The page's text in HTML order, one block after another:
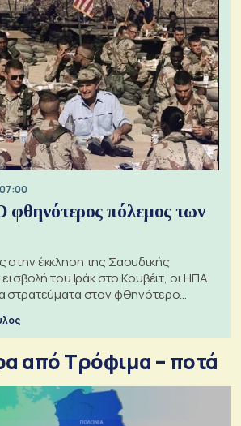
φθηνότερος πόλεμος των
στην έκκληση της Σαουδικής
του Ιράκ στο Κουβέιτ, οι ΗΠΑ
στρατεύματα στον φθηνότερο
από Τρόφιμα – ποτά